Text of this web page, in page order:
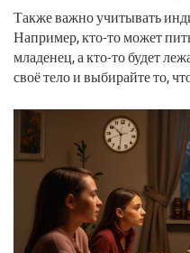
Также важно учитывать
Например, кто-то может
младенец, а кто-то будет
своё тело и выбирайте то,